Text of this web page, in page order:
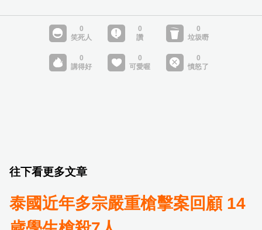
往下看更多文章
泰國近年多宗嚴重槍擊案回顧 14